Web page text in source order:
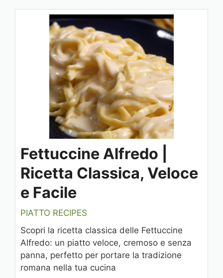
Fettuccine Alfredo |
Ricetta Classica, Veloce
e Facile
PIATTO RECIPES
Scopri la ricetta classica delle Fettuccine
Alfredo: un piatto veloce, cremoso e senza
panna, perfetto per portare la tradizione
romana nella tua cucina